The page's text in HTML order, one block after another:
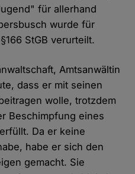
für allerhand
wurde für
StGB verurteilt.
Amtsanwältin
dass er mit seinen
wolle, trotzdem
Beschimpfung eines
Da er keine
habe er sich den
gemacht. Sie